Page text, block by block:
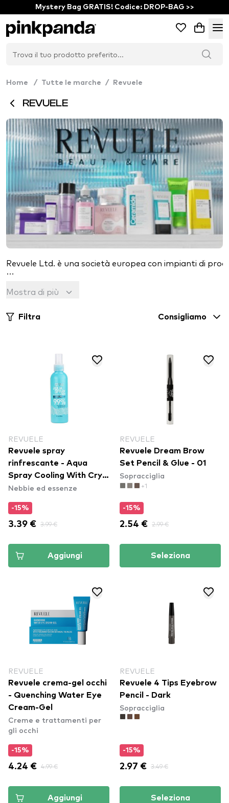
Mystery Bag GRATIS! Codice: DROP-BAG >>
Home / Tutte le marche / Revuele
REVUELE
Revuele Ltd. è una società europea con impianti di
Dalla sua fondazione nel 2009, la società ha
I prodotti sono di alta qualità ed estremamente
Mostra di più
Filtra Consigliamo
REVUELE
Revuele spray
rinfrescante - Aqua
Spray Cooling With Cryo
Effect
Nebbie ed essenze
-15%
3.39 € 3.99 €
Aggiungi
REVUELE
Revuele Dream Brow
Set Pencil & Glue - 01
Sopracciglia
+1
-15%
2.54 € 2.99 €
Seleziona
REVUELE
Revuele crema-gel occhi
- Quenching Water Eye
Cream-Gel
Creme e trattamenti per
gli occhi
-15%
4.24 € 4.99 €
Aggiungi
REVUELE
Revuele 4 Tips Eyebrow
Pencil - Dark
Sopracciglia
-15%
2.97 € 3.49 €
Seleziona